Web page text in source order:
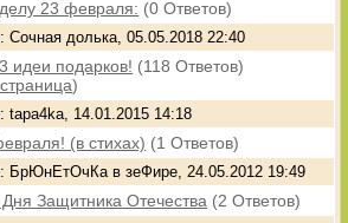
23 февраля: (0 Ответов)
Сочная долька, 05.05.2018 22:40
идеи подарков! (118 Ответов)
)
tapa4ka, 14.01.2015 14:18
(в стихах) (1 Ответов)
БрЮнЕтОчКа в зеФире, 24.05.2012 19:49
Защитника Отечества (2 Ответов)